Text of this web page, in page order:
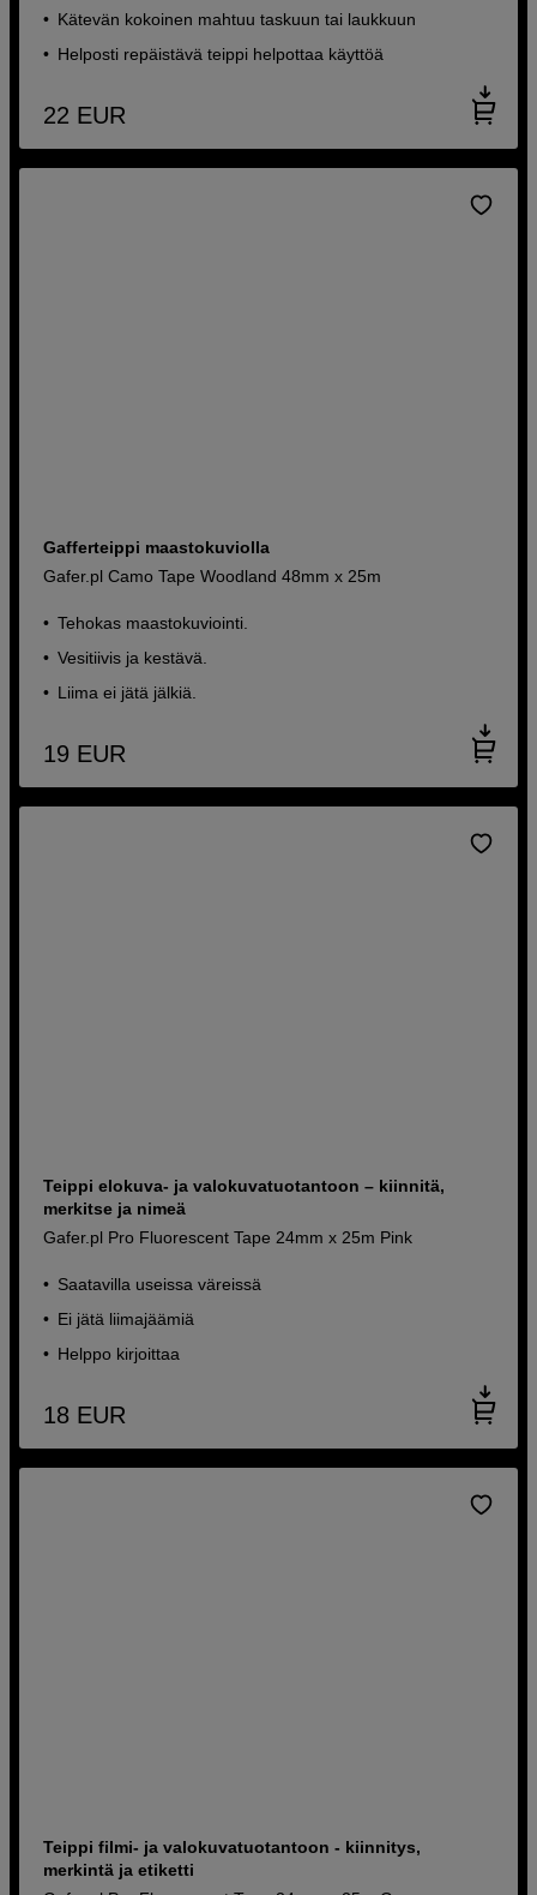
Kätevän kokoinen mahtuu taskuun tai laukkuun
Helposti repäistävä teippi helpottaa käyttöä
22 EUR
Gafferteippi maastokuviolla
Gafer.pl Camo Tape Woodland 48mm x 25m
Tehokas maastokuviointi.
Vesitiivis ja kestävä.
Liima ei jätä jälkiä.
19 EUR
Teippi elokuva- ja valokuvatuotantoon – kiinnitä,
merkitse ja nimeä
Gafer.pl Pro Fluorescent Tape 24mm x 25m Pink
Saatavilla useissa väreissä
Ei jätä liimajäämiä
Helppo kirjoittaa
18 EUR
Teippi filmi- ja valokuvatuotantoon - kiinnitys,
merkintä ja etiketti